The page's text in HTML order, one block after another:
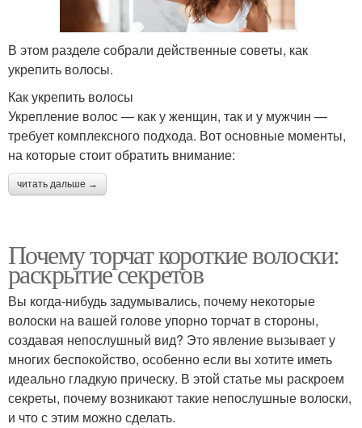
В этом разделе собрали действенные советы, как
укрепить волосы.
Как укрепить волосы
Укрепление волос — как у женщин, так и у мужчин —
требует комплексного подхода. Вот основные моменты,
на которые стоит обратить внимание:
читать дальше →
Почему торчат короткие волоски:
раскрытие секретов
Вы когда-нибудь задумывались, почему некоторые
волоски на вашей голове упорно торчат в стороны,
создавая непослушный вид? Это явление вызывает у
многих беспокойство, особенно если вы хотите иметь
идеально гладкую прическу. В этой статье мы раскроем
секреты, почему возникают такие непослушные волоски,
и что с этим можно сделать.